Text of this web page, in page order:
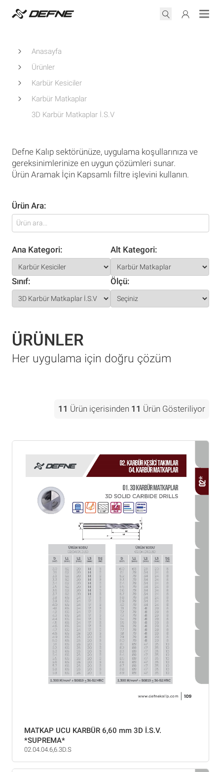
Anasayfa
Ürünler
Karbür Kesiciler
Karbür Matkaplar
3D Karbür Matkaplar İ.S.V
Defne Kalıp sektörünüze, uygulama koşullarınıza ve
gereksinimlerinize en uygun çözümleri sunar.
Ürün Aramak İçin Kapsamlı filtre işlevini kullanın.
Ürün Ara:
Ana Kategori: Alt Kategori:
Sınıf: Ölçü:
ÜRÜNLER
Her uygulama için doğru çözüm
11 Ürün içerisinden 11 Ürün Gösteriliyor
MATKAP UCU KARBÜR 6,60 mm 3D İ.S.V.
*SUPREMA*
02.04.04.6,6.3D.S